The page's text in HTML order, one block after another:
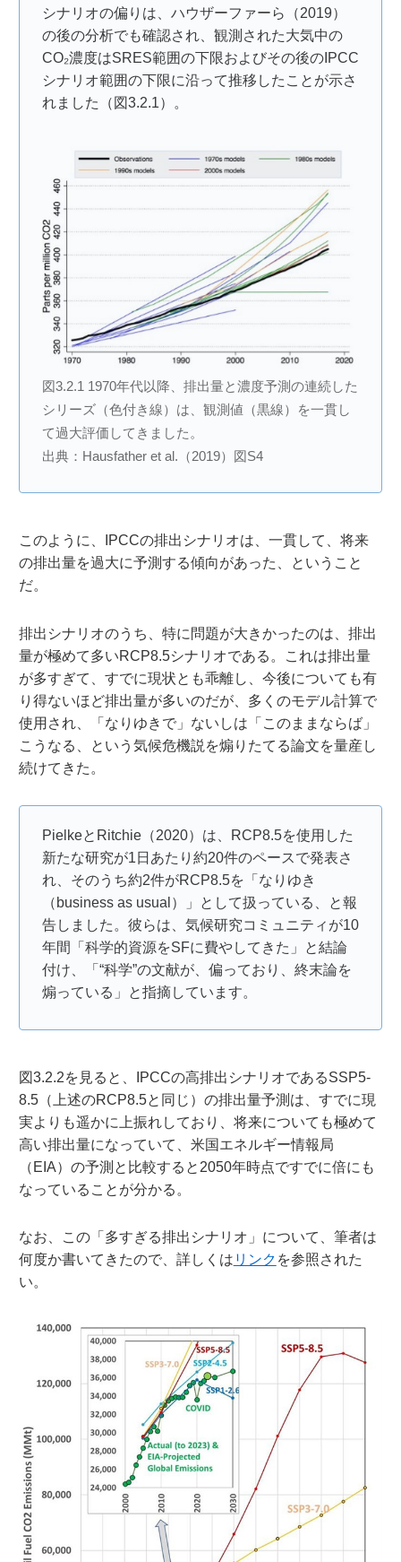
シナリオの偏りは、ハウザーファーら（2019）
の後の分析でも確認され、観測された大気中の
CO₂濃度はSRES範囲の下限およびその後のIPCC
シナリオ範囲の下限に沿って推移したことが示さ
れました（図3.2.1）。
図3.2.1 1970年代以降、排出量と濃度予測の連続した
シリーズ（色付き線）は、観測値（黒線）を一貫し
て過大評価してきました。
出典：Hausfather et al.（2019）図S4
このように、IPCCの排出シナリオは、一貫して、将来
の排出量を過大に予測する傾向があった、ということ
だ。
排出シナリオのうち、特に問題が大きかったのは、排出
量が極めて多いRCP8.5シナリオである。これは排出量
が多すぎて、すでに現状とも乖離し、今後についても有
り得ないほど排出量が多いのだが、多くのモデル計算で
使用され、「なりゆきで」ないしは「このままならば」
こうなる、という気候危機説を煽りたてる論文を量産し
続けてきた。
PielkeとRitchie（2020）は、RCP8.5を使用した
新たな研究が1日あたり約20件のペースで発表さ
れ、そのうち約2件がRCP8.5を「なりゆき
（business as usual）」として扱っている、と報
告しました。彼らは、気候研究コミュニティが10
年間「科学的資源をSFに費やしてきた」と結論
付け、「“科学”の文献が、偏っており、終末論を
煽っている」と指摘しています。
図3.2.2を見ると、IPCCの高排出シナリオであるSSP5-
8.5（上述のRCP8.5と同じ）の排出量予測は、すでに現
実よりも遥かに上振れしており、将来についても極めて
高い排出量になっていて、米国エネルギー情報局
（EIA）の予測と比較すると2050年時点ですでに倍にも
なっていることが分かる。
なお、この「多すぎる排出シナリオ」について、筆者は
何度か書いてきたので、詳しくは リンク を参照された
い。